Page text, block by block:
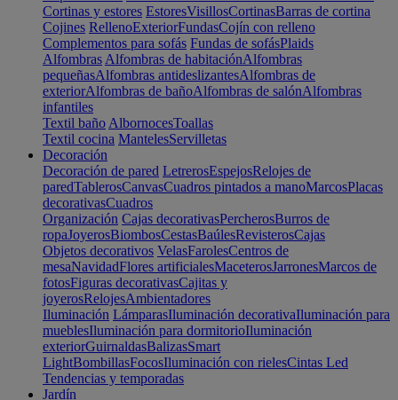
Cortinas y estores EstoresVisillosCortinasBarras de cortina
Cojines RellenoExteriorFundasCojín con relleno
Complementos para sofás Fundas de sofásPlaids
Alfombras Alfombras de habitaciónAlfombras
pequeñasAlfombras antideslizantesAlfombras de
exteriorAlfombras de bañoAlfombras de salónAlfombras
infantiles
Textil baño AlbornocesToallas
Textil cocina MantelesServilletas
Decoración
Decoración de pared LetrerosEspejosRelojes de
paredTablerosCanvasCuadros pintados a manoMarcosPlacas
decorativasCuadros
Organización Cajas decorativasPercherosBurros de
ropaJoyerosBiombosCestasBaúlesRevisterosCajas
Objetos decorativos VelasFarolesCentros de
mesaNavidadFlores artificialesMaceterosJarronesMarcos de
fotosFiguras decorativasCajitas y
joyerosRelojesAmbientadores
Iluminación LámparasIluminación decorativaIluminación para
mueblesIluminación para dormitorioIluminación
exteriorGuirnaldasBalizasSmart
LightBombillasFocosIluminación con rielesCintas Led
Tendencias y temporadas
Jardín